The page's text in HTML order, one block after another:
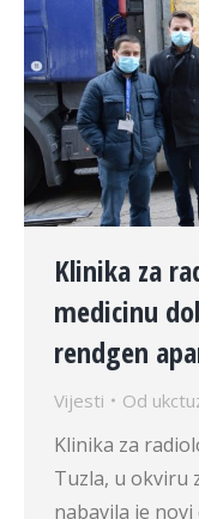
Klinika za
medicinu
rendgen
Vijesti Od
Klinika za
Tuzla, u okviru
nabavila je